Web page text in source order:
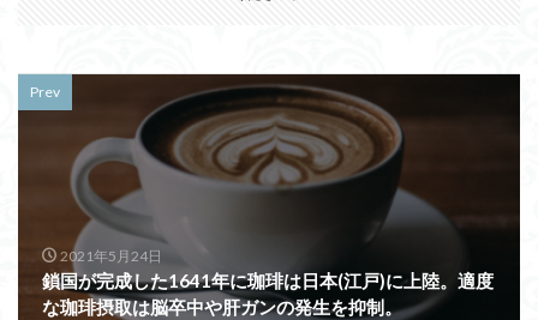
Prev
2021年5月24日
鎖国が完成した1641年に珈琲は日本(江戸)に上陸。適度
な珈琲摂取は脳卒中や肝ガンの発生を抑制。